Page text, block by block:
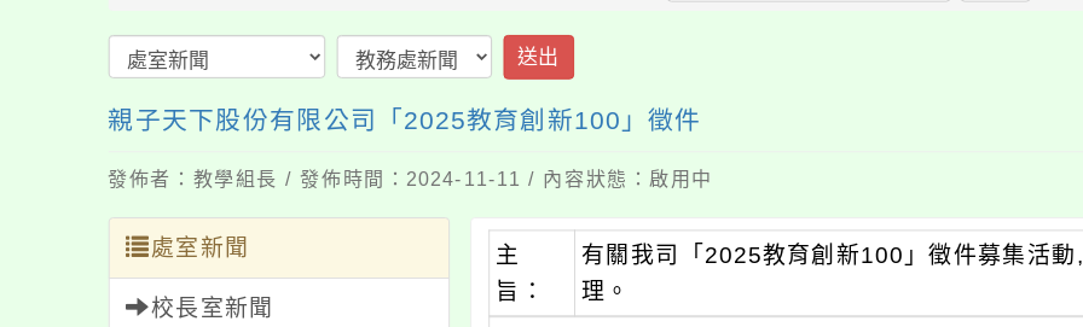
送出
親子天下股份有限公司「2025教育創新100」徵件
發佈者：教學組長 / 發佈時間：2024-11-11 / 內容狀態：啟用中
處室新聞
校長室新聞
主
旨：
有關我司「2025教育創新100」徵件募集活
理。